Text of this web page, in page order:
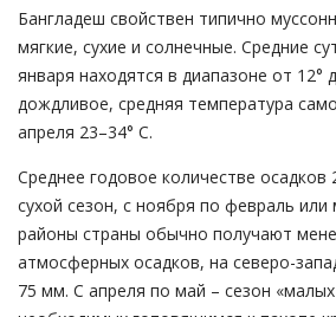
Бангладеш свойствен типично
мягкие, сухие и солнечные. Средние
января находятся в диапазоне от 12°
дождливое, средняя температура
апреля 23–34° C.
Среднее годовое количестве
сухой сезон, с ноября по февраль
районы страны обычно получают
атмосферных осадков, на северо-
75 мм. С апреля по май – сезон